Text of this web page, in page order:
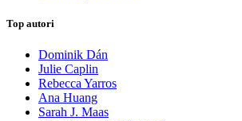
Top autori
Dominik Dán
Julie Caplin
Rebecca Yarros
Ana Huang
Sarah J. Maas